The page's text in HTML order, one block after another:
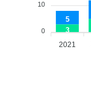
2021
3
5
10
0